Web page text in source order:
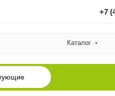
+7
Каталог